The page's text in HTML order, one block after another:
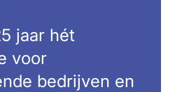
jaar hét
voor
bedrijven en